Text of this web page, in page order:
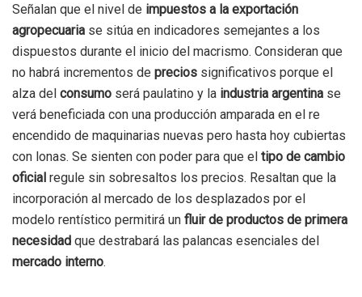
Señalan que el nivel de impuestos a la exportación
agropecuaria se sitúa en indicadores semejantes a los
dispuestos durante el inicio del macrismo. Consideran que
no habrá incrementos de precios significativos porque el
alza del consumo será paulatino y la industria argentina se
verá beneficiada con una producción amparada en el re
encendido de maquinarias nuevas pero hasta hoy cubiertas
con lonas. Se sienten con poder para que el tipo de cambio
oficial regule sin sobresaltos los precios. Resaltan que la
incorporación al mercado de los desplazados por el
modelo rentístico permitirá un fluir de productos de primera
necesidad que destrabará las palancas esenciales del
mercado interno.